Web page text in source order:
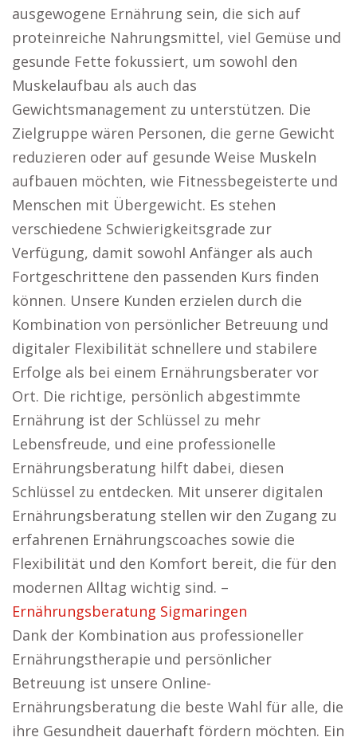
ausgewogene Ernährung sein, die sich auf
proteinreiche Nahrungsmittel, viel Gemüse und
gesunde Fette fokussiert, um sowohl den
Muskelaufbau als auch das
Gewichtsmanagement zu unterstützen. Die
Zielgruppe wären Personen, die gerne Gewicht
reduzieren oder auf gesunde Weise Muskeln
aufbauen möchten, wie Fitnessbegeisterte und
Menschen mit Übergewicht. Es stehen
verschiedene Schwierigkeitsgrade zur
Verfügung, damit sowohl Anfänger als auch
Fortgeschrittene den passenden Kurs finden
können. Unsere Kunden erzielen durch die
Kombination von persönlicher Betreuung und
digitaler Flexibilität schnellere und stabilere
Erfolge als bei einem Ernährungsberater vor
Ort. Die richtige, persönlich abgestimmte
Ernährung ist der Schlüssel zu mehr
Lebensfreude, und eine professionelle
Ernährungsberatung hilft dabei, diesen
Schlüssel zu entdecken. Mit unserer digitalen
Ernährungsberatung stellen wir den Zugang zu
erfahrenen Ernährungscoaches sowie die
Flexibilität und den Komfort bereit, die für den
modernen Alltag wichtig sind. –
Ernährungsberatung Sigmaringen
Dank der Kombination aus professioneller
Ernährungstherapie und persönlicher
Betreuung ist unsere Online-
Ernährungsberatung die beste Wahl für alle, die
ihre Gesundheit dauerhaft fördern möchten. Ein